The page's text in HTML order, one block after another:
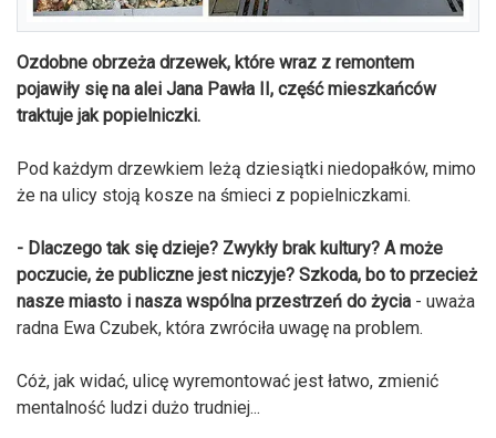
Ozdobne obrzeża drzewek, które wraz z remontem
pojawiły się na alei Jana Pawła II, część mieszkańców
traktuje jak popielniczki.
Pod każdym drzewkiem leżą dziesiątki niedopałków, mimo
że na ulicy stoją kosze na śmieci z popielniczkami.
- Dlaczego tak się dzieje? Zwykły brak kultury? A może
poczucie, że publiczne jest niczyje? Szkoda, bo to przecież
nasze miasto i nasza wspólna przestrzeń do życia - uważa
radna Ewa Czubek, która zwróciła uwagę na problem.
Cóż, jak widać, ulicę wyremontować jest łatwo, zmienić
mentalność ludzi dużo trudniej...